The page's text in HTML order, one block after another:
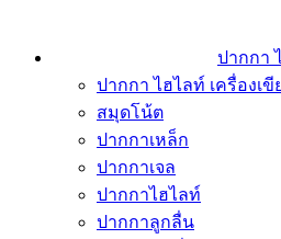
ปากกา
ปากกา ไฮไลท์ เครื่องเ
สมุดโน้ต
ปากกาเหล็ก
ปากกาเจล
ปากกาไฮไลท์
ปากกาลูกลื่น